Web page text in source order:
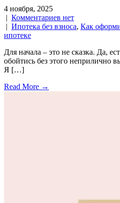
4 ноября, 2025
| Комментариев нет
| Ипотека без взноса, Как
ипотеке
Для начала – это не сказка. Да,
обойтись без этого неприлично
Я […]
Read More →